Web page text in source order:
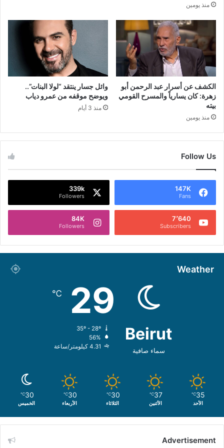
منذ يومين
الكشف عن أسرار عبد الرحمن أبو
زهرة: كان يسارياً والمسرح القومي
بيته
منذ يومين
وائل جسار ينتقد “لولا البنات”..
ويوضح موقفه من عمرو دياب
منذ 3 أيام
Follow Us
147K
Fans
339k
Followers
7٬640
Subscribers
84K
Followers
Weather
Beirut
سماء صافية
29
℃
56%
4.31 كيلومتر/ساعة
35
℃
الأحد
37
℃
الأثنين
30
℃
الثلاثاء
30
℃
الأربعاء
30
℃
الخميس
Advertisement